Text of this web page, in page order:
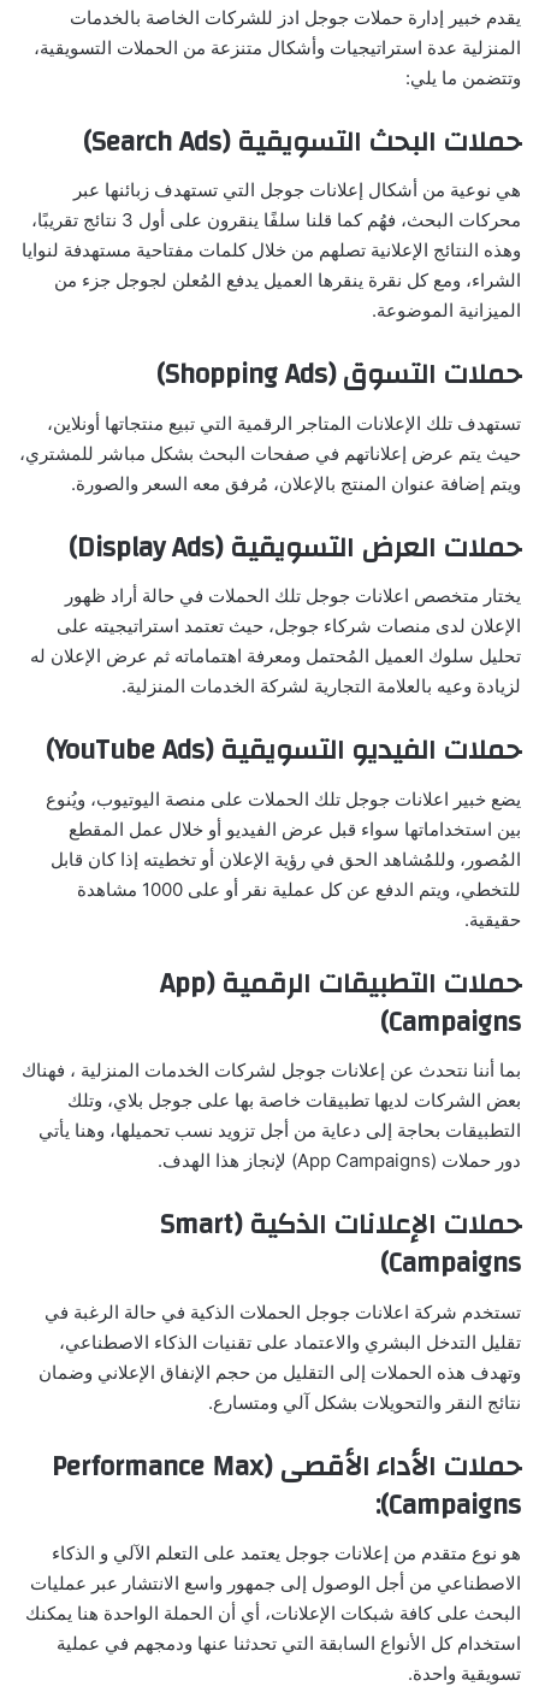
يقدم خبير إدارة حملات جوجل ادز للشركات الخاصة بالخدمات
المنزلية عدة استراتيجيات وأشكال متنزعة من الحملات التسويقية،
وتتضمن ما يلي:
حملات البحث التسويقية (Search Ads)
هي نوعية من أشكال إعلانات جوجل التي تستهدف زبائنها عبر
محركات البحث، فهُم كما قلنا سلفًا ينقرون على أول 3 نتائج تقريبًا،
وهذه النتائج الإعلانية تصلهم من خلال كلمات مفتاحية مستهدفة لنوايا
الشراء، ومع كل نقرة ينقرها العميل يدفع المُعلن لجوجل جزء من
الميزانية الموضوعة.
حملات التسوق (Shopping Ads)
تستهدف تلك الإعلانات المتاجر الرقمية التي تبيع منتجاتها أونلاين،
حيث يتم عرض إعلاناتهم في صفحات البحث بشكل مباشر للمشتري،
ويتم إضافة عنوان المنتج بالإعلان، مُرفق معه السعر والصورة.
حملات العرض التسويقية (Display Ads)
يختار متخصص اعلانات جوجل تلك الحملات في حالة أراد ظهور
الإعلان لدى منصات شركاء جوجل، حيث تعتمد استراتيجيته على
تحليل سلوك العميل المُحتمل ومعرفة اهتماماته ثم عرض الإعلان له
لزيادة وعيه بالعلامة التجارية لشركة الخدمات المنزلية.
حملات الفيديو التسويقية (YouTube Ads)
يضع خبير اعلانات جوجل تلك الحملات على منصة اليوتيوب، ويُنوع
بين استخداماتها سواء قبل عرض الفيديو أو خلال عمل المقطع
المُصور، وللمُشاهد الحق في رؤية الإعلان أو تخطيته إذا كان قابل
للتخطي، ويتم الدفع عن كل عملية نقر أو على 1000 مشاهدة
حقيقية.
حملات التطبيقات الرقمية (App
Campaigns)
بما أننا نتحدث عن إعلانات جوجل لشركات الخدمات المنزلية ، فهناك
بعض الشركات لديها تطبيقات خاصة بها على جوجل بلاي، وتلك
التطبيقات بحاجة إلى دعاية من أجل تزويد نسب تحميلها، وهنا يأتي
دور حملات (App Campaigns) لإنجاز هذا الهدف.
حملات الإعلانات الذكية (Smart
Campaigns)
تستخدم شركة اعلانات جوجل الحملات الذكية في حالة الرغبة في
تقليل التدخل البشري والاعتماد على تقنيات الذكاء الاصطناعي،
وتهدف هذه الحملات إلى التقليل من حجم الإنفاق الإعلاني وضمان
نتائج النقر والتحويلات بشكل آلي ومتسارع.
حملات الأداء الأقصى (Performance Max
Campaigns):
هو نوع متقدم من إعلانات جوجل يعتمد على التعلم الآلي و الذكاء
الاصطناعي من أجل الوصول إلى جمهور واسع الانتشار عبر عمليات
البحث على كافة شبكات الإعلانات، أي أن الحملة الواحدة هنا يمكنك
استخدام كل الأنواع السابقة التي تحدثنا عنها ودمجهم في عملية
تسويقية واحدة.